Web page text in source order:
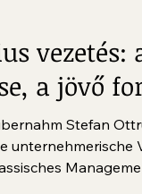
vezetés:
a jövő
Stefan
unternehmerische